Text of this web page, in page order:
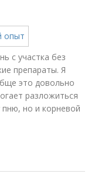
с участка без
препараты. Я
это довольно
разложиться
но и корневой